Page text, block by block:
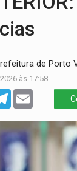
Amazônia Negra
UNIDOS:
para cinco o
de Porto
às 17:58
Telegram